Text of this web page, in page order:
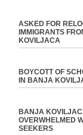
ASKED FOR
IMMIGRANTS
KOVILJACA
BOYCOTT OF
IN BANJA
BANJA
OVERWHELMED
SEEKERS